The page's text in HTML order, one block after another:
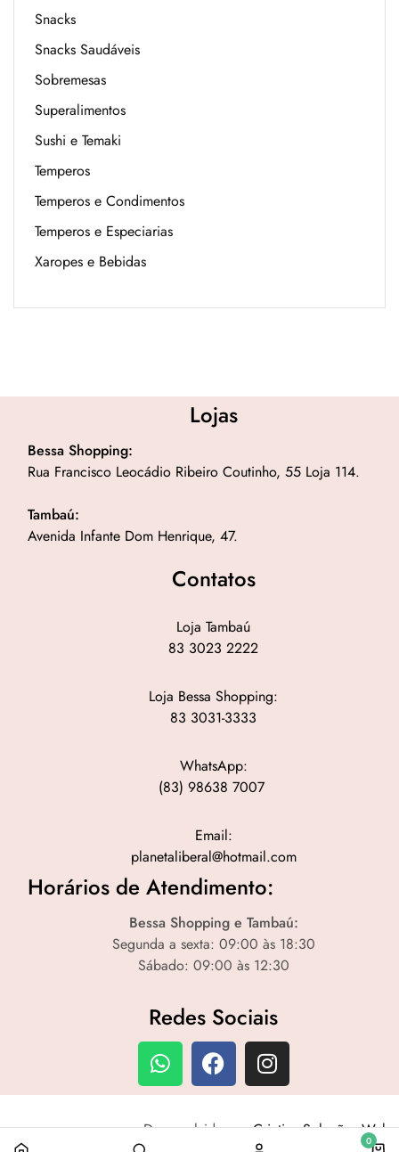
Snacks
Snacks Saudáveis
Sobremesas
Superalimentos
Sushi e Temaki
Temperos
Temperos e Condimentos
Temperos e Especiarias
Xaropes e Bebidas
Lojas
Bessa Shopping:
Rua Francisco Leocádio Ribeiro Coutinho, 55 Loja 114.
Tambaú:
Avenida Infante Dom Henrique, 47.
Contatos
Loja Tambaú
83 3023 2222
Loja Bessa Shopping:
83 3031-3333
WhatsApp:
(83) 98638 7007
Email:
planetaliberal@hotmail.com
Horários de Atendimento:
Bessa Shopping e Tambaú:
Segunda a sexta: 09:00 às 18:30
Sábado: 09:00 às 12:30
Redes Sociais
Desenvolvido porCriativa Soluções Web
0